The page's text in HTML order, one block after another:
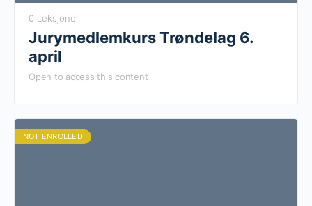
0 Leksjoner
Jurymedlemkurs Trøndelag 6.
april
Open to access this content
NOT ENROLLED